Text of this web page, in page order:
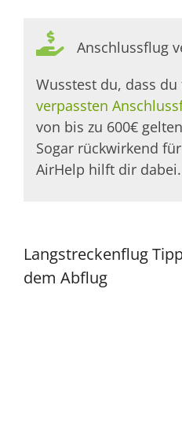
Anschlussflug
Wusstest du, dass
verpassten
von bis zu 600€
Sogar rückwirkend
AirHelp hilft dir dabei.
Langstreckenflug
dem Abflug